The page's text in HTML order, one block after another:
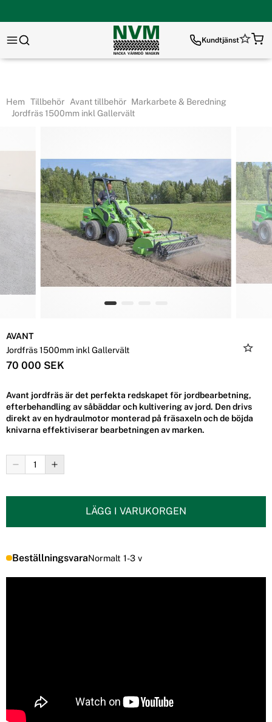
Kundtjänst
Hem Tillbehör Avant tillbehör Markarbete & Beredning
Jordfräs 1500mm inkl Gallervält
AVANT
Jordfräs 1500mm inkl Gallervält
70 000 SEK
Avant jordfräs är det perfekta redskapet för jordbearbetning,
efterbehandling av såbäddar och kultivering av jord. Den drivs
direkt av en hydraulmotor monterad på fräsaxeln och de böjda
knivarna effektiviserar bearbetningen av marken.
LÄGG I VARUKORGEN
BeställningsvaraNormalt 1-3 v